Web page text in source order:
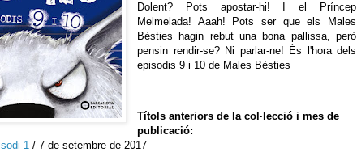
Dolent? Pots apostar-hi! I el Príncep
Melmelada! Aaah! Pots ser que els Males
Bèsties hagin rebut una bona pallissa, però
pensin rendir-se? Ni parlar-ne! És l'hora dels
episodis 9 i 10 de Males Bèsties
Títols anteriors de la col·lecció i mes de
publicació:
1 / 7 de setembre de 2017